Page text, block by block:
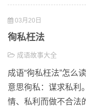
03月20日
徇私枉法
成语故事大全
成语“徇私枉法”怎么
意思徇私：谋求私利
情、私利而做不合法